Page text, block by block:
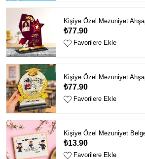
Kişiye Özel Mezuniyet
₺77.90
Favorilere Ekle
Kişiye Özel Mezuniyet
₺77.90
Favorilere Ekle
Kişiye Özel Mezuniyet
₺13.90
Favorilere Ekle